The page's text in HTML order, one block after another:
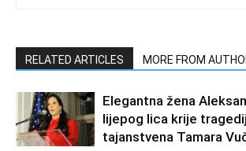
RELATED ARTICLES MORE FROM
Elegantna žena
lijepog lica krije
tajanstvena Tamara